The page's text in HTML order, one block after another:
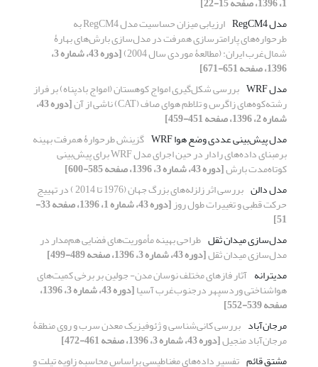
مدل RegCM4
ارزیابی میزان حساسیت مدل RegCM4 به
طرحواره‌های پارامترسازی همرفت در مدل‌سازی بارش‌های بهارۀ
شمال‌غرب ایران: (مطالعۀ موردی سال 2004) [دوره 43، شماره 3،
1396، صفحه 651-671]
مدل WRF
بررسی شکل‌گیری امواج کوهستان (امواج بادپناه) بر فراز
رشته‌کوه‌های زاگرس و تلاطم هوای صاف (CAT) ناشی از آن [دوره 43،
شماره 2، 1396، صفحه 451-459]
مدل پیش‌بینی عددی وضع هوا WRF
گزینش طرحوارۀ همرفت بهینه
برمبنای داده‌‌‌های رادار در حین اجرای مدل WRF برای پیش‌‌‌بینی
کوتاه‌مدت بارش[دوره 43، شماره 3، 1396، صفحه 585-600]
مدل دالن
بررسی اثر زلزله‌های بزرگ جهان (1976 تا 2014 ) در تهییج
حرکت قطبی و تغییرات طول روز [دوره 43، شماره 1، 1396، صفحه 33-
51]
مدل‌سازی میدان ثقل طراحی بهینه مأموریت‌های فضایی هم‌مدار در
مدل‌سازی میدان ثقل[دوره 43، شماره 3، 1396، صفحه 489-499]
مدیترانه آثار فازهای مختلف نوسان مدن- جولین بر برخی کمیت‌های
هواشناختی وردسپهر درجنوب‌غرب آسیا [دوره 43، شماره 3، 1396،
صفحه 539-552]
مرجان‌آباد بررسی کانی‌شناسی و ژئوفیزیک معدن سرب و روی منطقۀ
مرجان‌آباد منجیل[دوره 43، شماره 3، 1396، صفحه 461-472]
مشتق قائم تفسیر داده‌های مغناطیسی براساس محاسبه زاویه تیلت و